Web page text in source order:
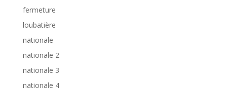
fermeture
loubatière
nationale
nationale 2
nationale 3
nationale 4